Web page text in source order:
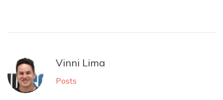
Vinni Lima
Posts